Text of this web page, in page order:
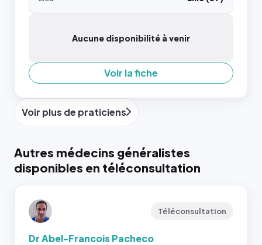
Aucune disponibilité à venir
Voir la fiche
Voir plus de praticiens
Autres médecins généralistes
disponibles en téléconsultation
Téléconsultation
Dr Abel-Francois Pacheco